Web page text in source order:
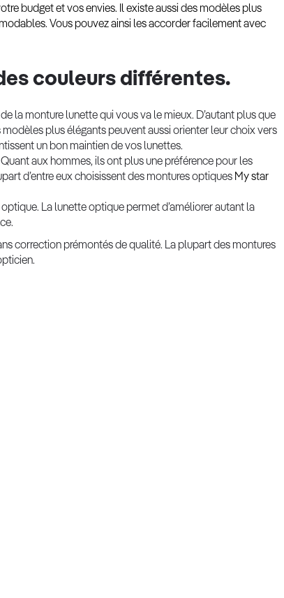
budget et vos envies. Il existe aussi des modèles plus
Vous pouvez ainsi les accorder facilement avec
couleurs différentes.
la monture lunette qui vous va le mieux. D’autant plus que
plus élégants peuvent aussi orienter leur choix vers
un bon maintien de vos lunettes.
aux hommes, ils ont plus une préférence pour les
d’entre eux choisissent des montures optiques My star
La lunette optique permet d’améliorer autant la
correction prémontés de qualité. La plupart des montures